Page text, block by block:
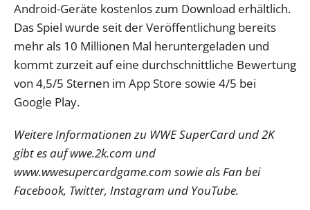
Android-Geräte kostenlos zum Download erhältlich.
Das Spiel wurde seit der Veröffentlichung bereits
mehr als 10 Millionen Mal heruntergeladen und
kommt zurzeit auf eine durchschnittliche Bewertung
von 4,5/5 Sternen im App Store sowie 4/5 bei
Google Play.
Weitere Informationen zu WWE SuperCard und 2K
gibt es auf wwe.2k.com und
www.wwesupercardgame.com sowie als Fan bei
Facebook, Twitter, Instagram und YouTube.